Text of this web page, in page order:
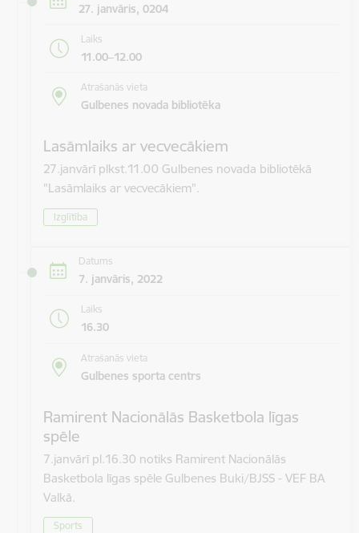
27. janvāris, 0204
Laiks
11.00–12.00
Atrašanās vieta
Gulbenes novada bibliotēka
Lasāmlaiks ar vecvecākiem
27.janvārī plkst.11.00 Gulbenes novada bibliotēkā
"Lasāmlaiks ar vecvecākiem".
Izglītība
Datums
7. janvāris, 2022
Laiks
16.30
Atrašanās vieta
Gulbenes sporta centrs
Ramirent Nacionālās Basketbola līgas
spēle
7.janvārī pl.16.30 notiks Ramirent Nacionālās
Basketbola līgas spēle Gulbenes Buki/BJSS - VEF BA
Valkā.
Sports